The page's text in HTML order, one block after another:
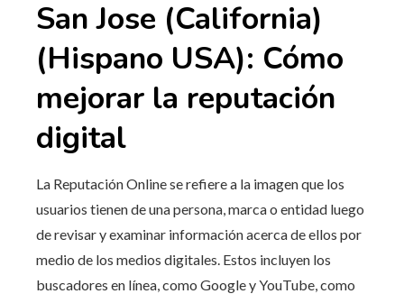
San Jose (California)
(Hispano USA): Cómo
mejorar la reputación
digital
La Reputación Online se refiere a la imagen que los
usuarios tienen de una persona, marca o entidad luego
de revisar y examinar información acerca de ellos por
medio de los medios digitales. Estos incluyen los
buscadores en línea, como Google y YouTube, como